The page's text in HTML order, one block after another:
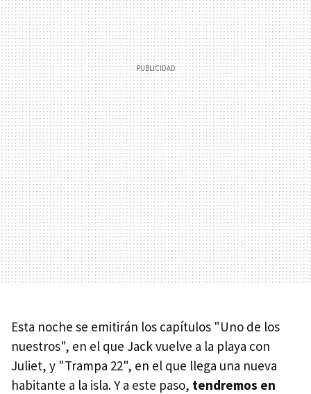
Esta noche se emitirán los capítulos "Uno de los
nuestros", en el que Jack vuelve a la playa con
Juliet, y "Trampa 22", en el que llega una nueva
habitante a la isla. Y a este paso, tendremos en